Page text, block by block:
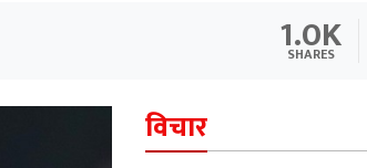
1.0K
SHARES
विचार